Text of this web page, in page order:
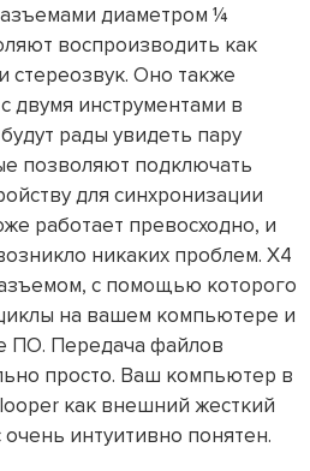
диаметром ¼
воспроизводить как
стереозвук. Оно также
двумя инструментами в
рады увидеть пару
позволяют подключать
для синхронизации
работает превосходно, и
никаких проблем. X4
с помощью которого
на вашем компьютере и
ПО. Передача файлов
просто. Ваш компьютер в
как внешний жесткий
интуитивно понятен.